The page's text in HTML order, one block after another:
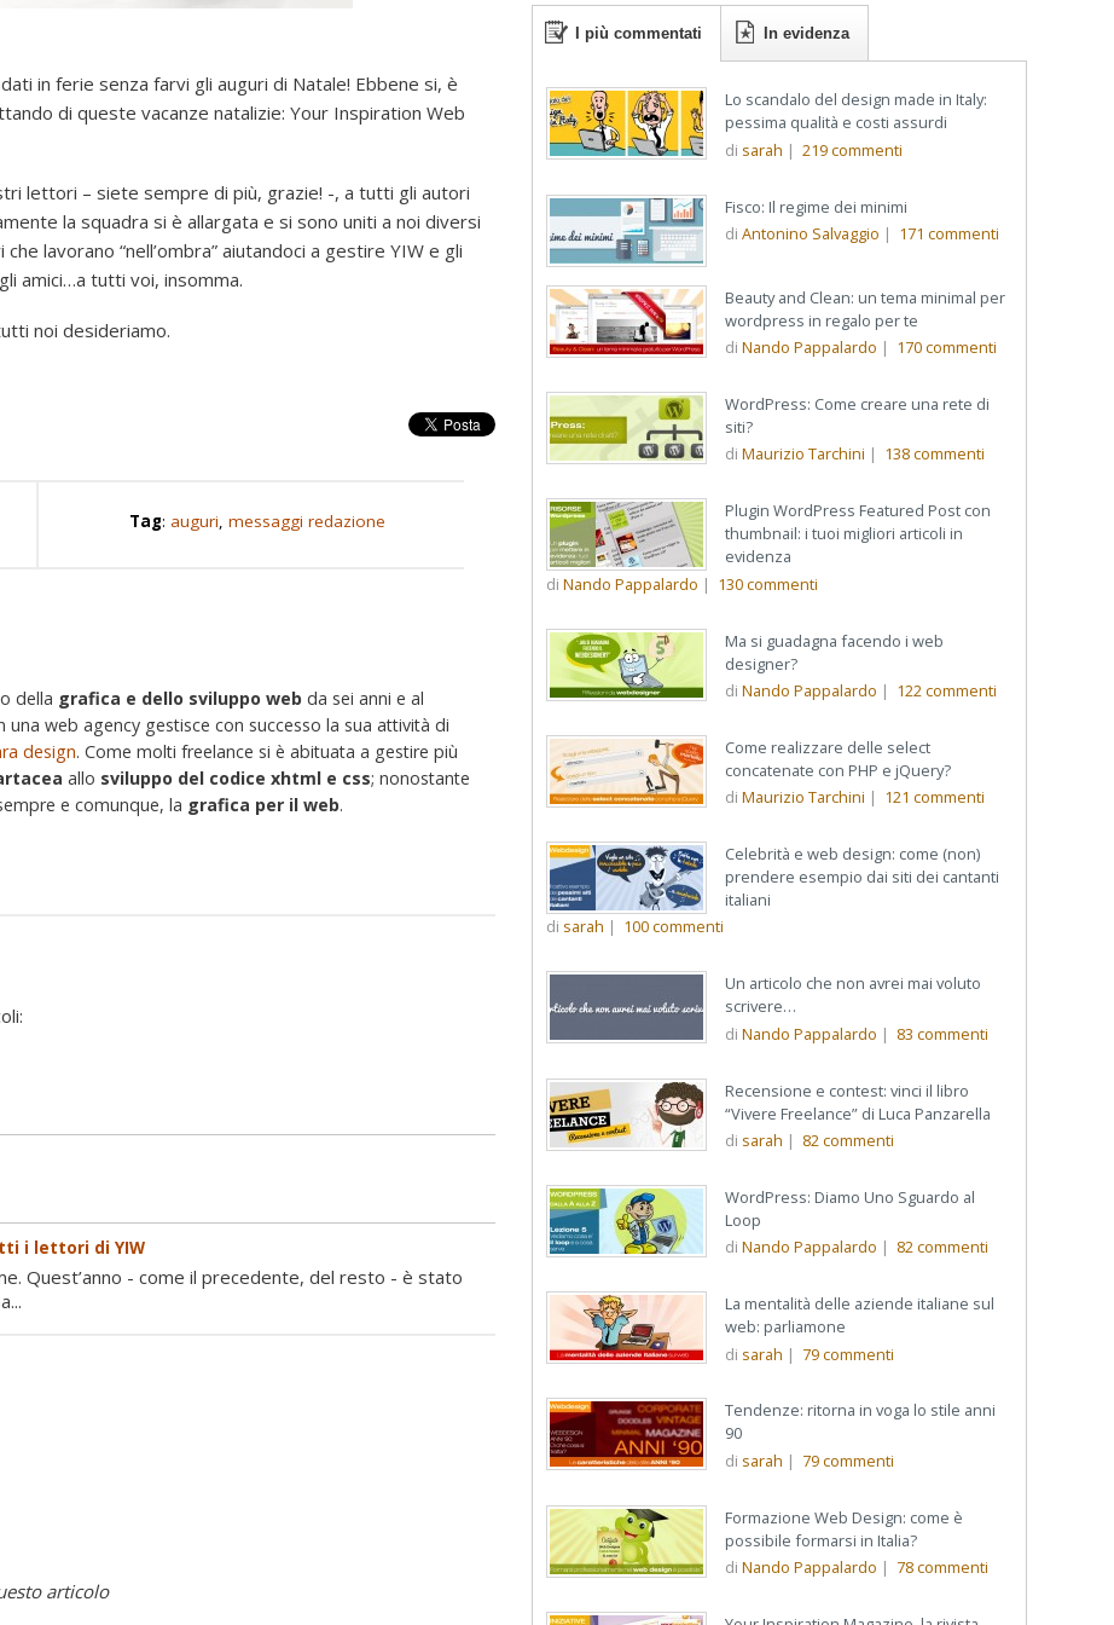
in ferie senza farvi gli auguri di Natale! Ebbene si, è
di queste vacanze natalizie: Your Inspiration Web
lettori – siete sempre di più, grazie! -, a tutti gli autori
la squadra si è allargata e si sono uniti a noi diversi
lavorano “nell’ombra” aiutandoci a gestire YIW e gli
amici…a tutti voi, insomma.
noi desideriamo.
Tag: auguri, messaggi redazione
della grafica e dello sviluppo web da sei anni e al
web agency gestisce con successo la sua attività di
design. Come molti freelance si è abituata a gestire più
allo sviluppo del codice xhtml e css; nonostante
e comunque, la grafica per il web.
i lettori di YIW
Quest’anno - come il precedente, del resto - è stato
articolo
I più commentati In evidenza
Lo scandalo del design made in Italy:
pessima qualità e costi assurdi
di sarah | 219commenti
Fisco: Il regime dei minimi
di Antonino Salvaggio | 171 commenti
Beauty and Clean: un tema minimal per
wordpress in regalo per te
di Nando Pappalardo | 170commenti
WordPress: Come creare una rete di
siti?
di Maurizio Tarchini | 138commenti
Plugin WordPress Featured Post con
thumbnail: i tuoi migliori articoli in
evidenza
di Nando Pappalardo | 130commenti
Ma si guadagna facendo i web
designer?
di Nando Pappalardo | 122commenti
Come realizzare delle select
concatenate con PHP e jQuery?
di Maurizio Tarchini | 121 commenti
Celebrità e web design: come (non)
prendere esempio dai siti dei cantanti
italiani
di sarah | 100commenti
Un articolo che non avrei mai voluto
scrivere…
di Nando Pappalardo | 83 commenti
Recensione e contest: vinci il libro
“Vivere Freelance” di Luca Panzarella
di sarah | 82commenti
WordPress: Diamo Uno Sguardo al
Loop
di Nando Pappalardo | 82commenti
La mentalità delle aziende italiane sul
web: parliamone
di sarah | 79commenti
Tendenze: ritorna in voga lo stile anni
90
di sarah | 79commenti
Formazione Web Design: come è
possibile formarsi in Italia?
di Nando Pappalardo | 78commenti